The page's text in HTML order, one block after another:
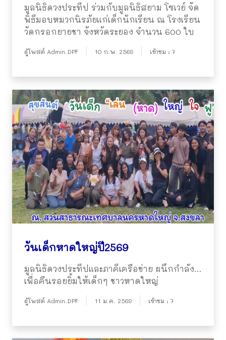
มูลนิธิดวงประทีป ร่วมกับมูลนิธิสยาม โซเวย์ จัด
พิธีมอบหมวกนิรภัยแก่เด็กนักเรียน ณ โรงเรียน
วัดกรอกยายชา จังหวัดระยอง จำนวน 600 ใบ
ผู้โพสต์ Admin.DPF 10 ก.พ. 2569 เข้าชม : 7
วันเด็กหาดใหญ่ปี2569
มูลนิธิดวงประทีปและภาคีเครือข่าย ผนึกกำลัง…
เพื่อคืนรอยยิ้มให้เด็กๆ ชาวหาดใหญ่
ผู้โพสต์ Admin.DPF 11 ม.ค. 2569 เข้าชม : 7